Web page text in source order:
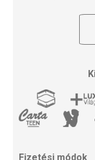
Fizetési módok